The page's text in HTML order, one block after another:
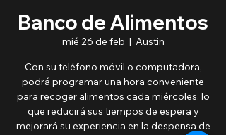
Banco de Alimentos
mié 26 de feb
  |
Austin
Con su teléfono móvil o computadora,
podrá programar una hora conveniente
para recoger alimentos cada miércoles, lo
que reducirá sus tiempos de espera y
mejorará su experiencia en la despensa de